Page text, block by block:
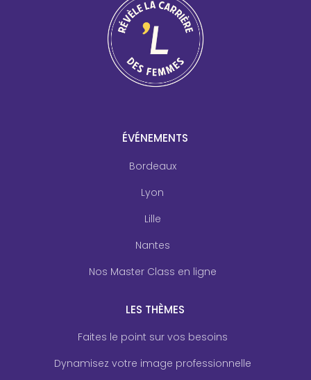
ÉVÉNEMENTS
Bordeaux
Lyon
Lille
Nantes
Nos Master Class en ligne
LES THÈMES
Faites le point sur vos besoins
Dynamisez votre image professionnelle